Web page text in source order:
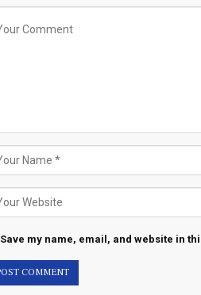
Save my name, email, and website in